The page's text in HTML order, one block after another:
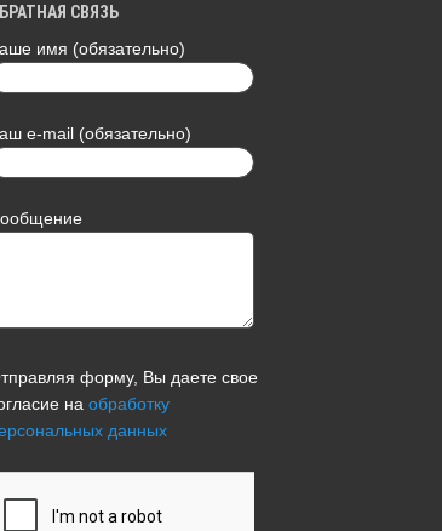
СВЯЗЬ
имя (обязательно)
e-mail (обязательно)
форму, Вы даете свое
наобработку
данных